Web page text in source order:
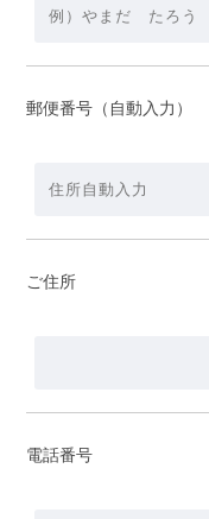
郵便番号（自動入力）
ご住所
電話番号
毎月の返済の希望額
年収